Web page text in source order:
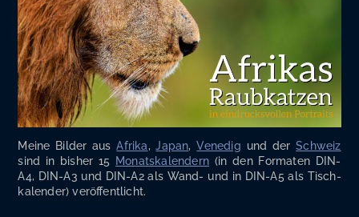
Mei­ne Bil­der ausAfri­ka,Japan,Vene­dig und derSchweiz
sind in bis­her 15
Monats­ka­len­dern (in den For­ma­ten DIN-
A4, DIN-A3 und DIN-A2 als Wand- und in DIN-A5 als Tisch­
ka­len­der) veröffentlicht.